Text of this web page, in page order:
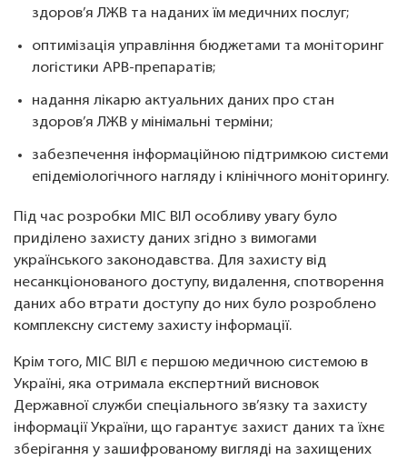
здоров’я ЛЖВ та наданих їм медичних послуг;
оптимізація управління бюджетами та моніторинг
логістики АРВ-препаратів;
надання лікарю актуальних даних про стан
здоров’я ЛЖВ у мінімальні терміни;
забезпечення інформаційною підтримкою системи
епідеміологічного нагляду і клінічного моніторингу.
Під час розробки МІС ВІЛ особливу увагу було
приділено захисту даних згідно з вимогами
українського законодавства. Для захисту від
несанкціонованого доступу, видалення, спотворення
даних або втрати доступу до них було розроблено
комплексну систему захисту інформації.
Крім того, МІС ВІЛ є першою медичною системою в
Україні, яка отримала експертний висновок
Державної служби спеціального зв’язку та захисту
інформації України, що гарантує захист даних та їхнє
зберігання у зашифрованому вигляді на захищених